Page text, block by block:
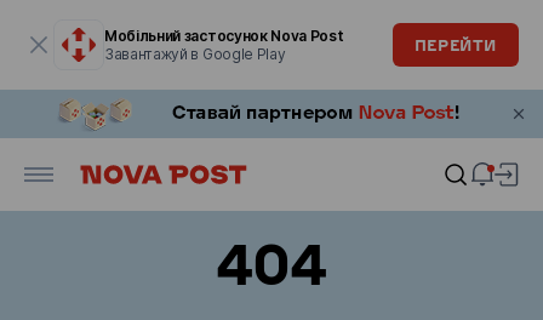
Мобільний застосунок Nova Post
Завантажуй в Google Play
ПЕРЕЙТИ
404